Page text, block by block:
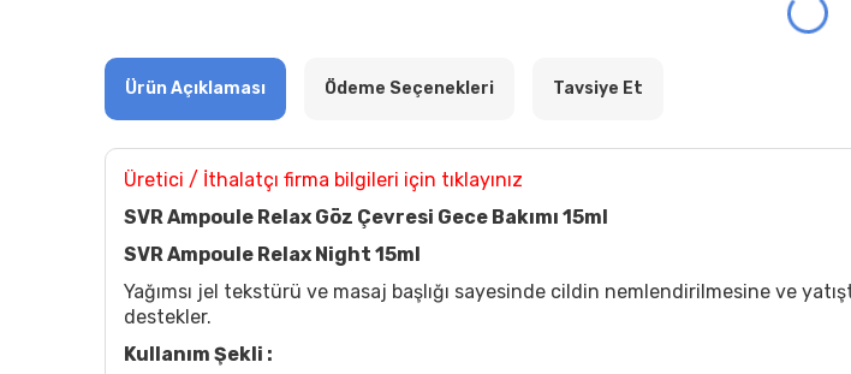
Ürün Açıklaması Ödeme Seçenekleri Tavsiye Et
Üretici / İthalatçı firma bilgileri için tıklayınız
SVR Ampoule Relax Göz Çevresi Gece Bakımı 15ml
SVR Ampoule Relax Night 15ml
Yağımsı jel tekstürü ve masaj başlığı sayesinde cildin nemlendirilmesine ve
destekler.
Kullanım Şekli :